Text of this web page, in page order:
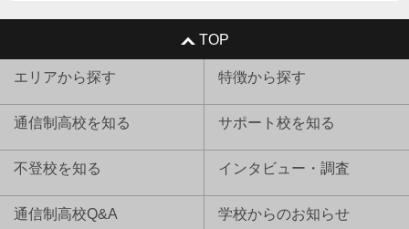
TOP
エリアから探す 特徴から探す
通信制高校を知る サポート校を知る
不登校を知る インタビュー・調査
通信制高校Q&A 学校からのお知らせ